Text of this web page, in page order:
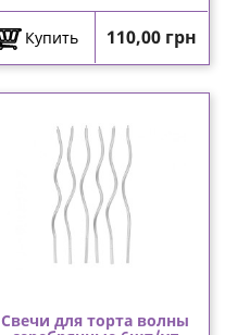
Купить Цена
110,00 грн
Свечи для торта волны